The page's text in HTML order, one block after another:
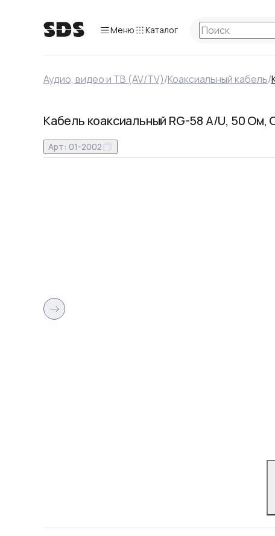
Меню Каталог
Аудио, видео и ТВ (AV/TV)/Коаксиальный кабель/
Кабель коаксиальный RG-58 A/U, 50 Ом,
Арт: 01-2002